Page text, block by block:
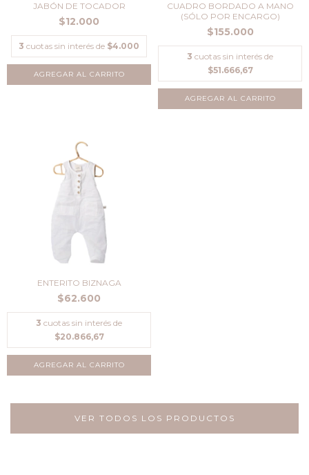
JABÓN DE TOCADOR
$12.000
3 cuotas sin interés de $4.000
CUADRO BORDADO A MANO
(SÓLO POR ENCARGO)
$155.000
3 cuotas sin interés de
$51.666,67
ENTERITO BIZNAGA
$62.600
3 cuotas sin interés de
$20.866,67
AGREGAR AL CARRITO
VER TODOS LOS PRODUCTOS